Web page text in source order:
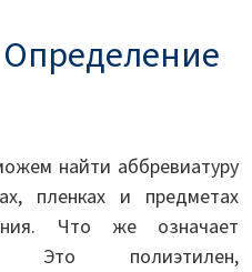
Определение
найти аббревиатуру
пленках и предметах
Что же означает
Это полиэтилен,